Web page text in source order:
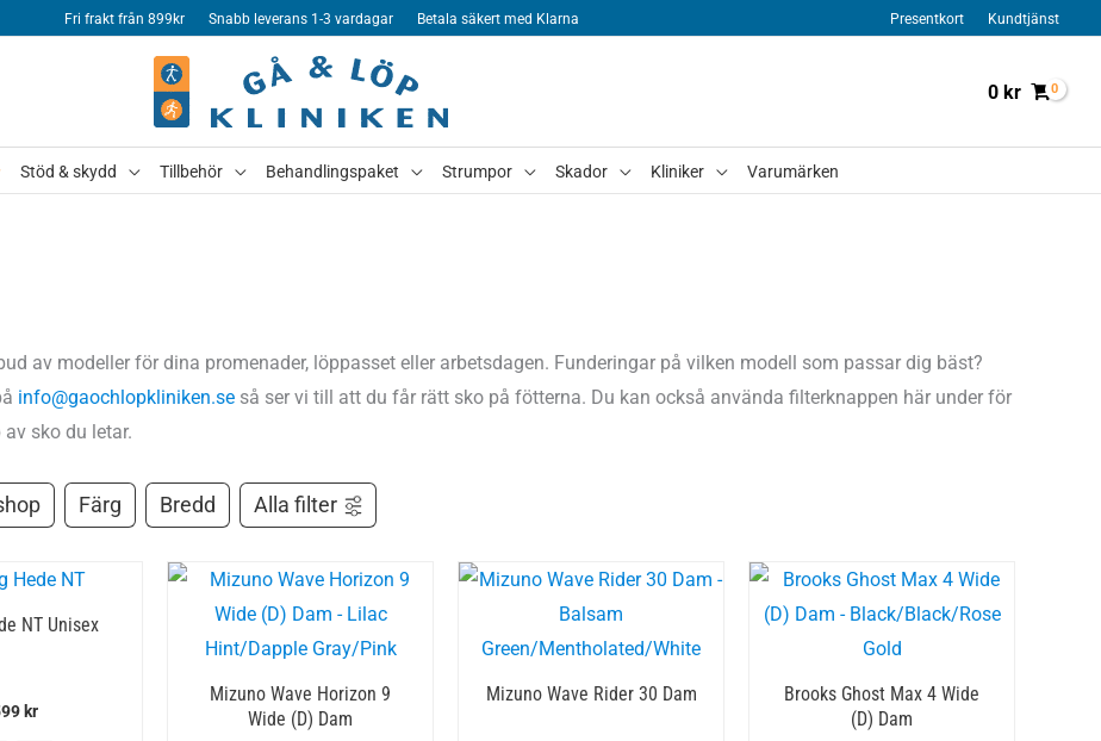
Fri frakt från 899kr Snabb leverans 1-3 vardagar Betala säkert med Klarna Presentkort Kundtjänst
0 kr
Stöd & skydd Tillbehör Behandlingspaket Strumpor Skador Kliniker Varumärken
av modeller för dina promenader, löppasset eller arbetsdagen. Funderingar på vilken modell som passar dig bäst?
info@gaochlopkliniken.se så ser vi till att du får rätt sko på fötterna. Du kan också använda filterknappen här under för
sko du letar.
Färg Bredd Alla filter
NT Unisex
kr
Mizuno Wave Horizon 9
Wide (D) Dam
Mizuno Wave Rider 30 Dam
Brooks Ghost Max 4 Wide
(D) Dam